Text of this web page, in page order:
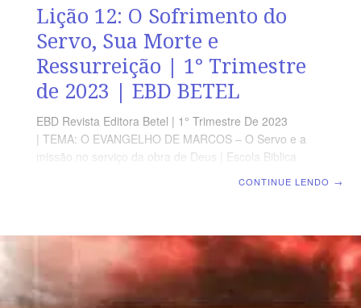
Lição 12: O Sofrimento do
Servo, Sua Morte e
Ressurreição | 1° Trimestre
de 2023 | EBD BETEL
EBD Revista Editora Betel | 1° Trimestre De 2023
| TEMA: O EVANGELHO DE MARCOS – O Servo e a
missão no serviço da obra de Deus | Escola Biblica
lugar onde o puseram.” Marcos 16.6 VERDADE
APLICADA Ao ser preso, passar pelo sofrimento, morrer
na cruz e ressuscitar ao terceiro dia, o Servo estava
cumprindo o glorioso e perfeito
CONTINUE LENDO →